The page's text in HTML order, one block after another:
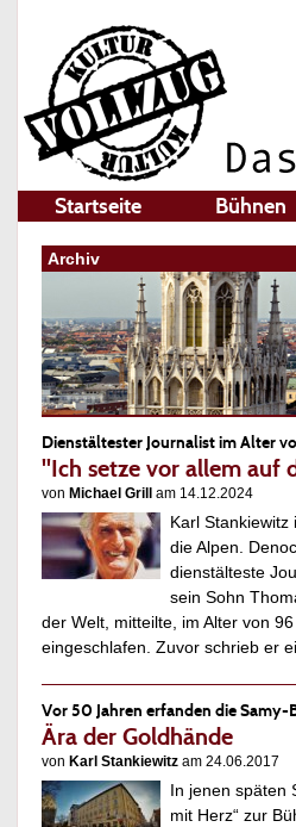
Startseite Bühnen
Archiv
Dienstältester Journalist im Alter
"Ich setze vor allem auf
von Michael Grill am 14.12.2024
Karl
die Alpen.
dienstälteste
sein Sohn
der Welt, mitteilte, im Alter von
eingeschlafen. Zuvor schrieb er
Vor 50 Jahren erfanden die Samy-
Ära der Goldhände
von Karl Stankiewitz am 24.06.2017
In jenen späten
mit Herz“ zur